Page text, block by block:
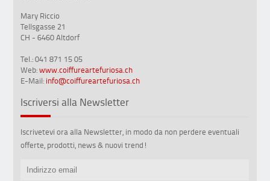
Mary Riccio
Tellsgasse 21
CH - 6460 Altdorf
Tel.: 041 871 15 05
Web:www.coiffureartefuriosa.ch
E-Mail: info@coiffureartefuriosa.ch
Iscriversi alla Newsletter
Iscrivetevi ora alla Newsletter, in modo da non perdere eventuali
offerte, prodotti, news & nuovi trend!